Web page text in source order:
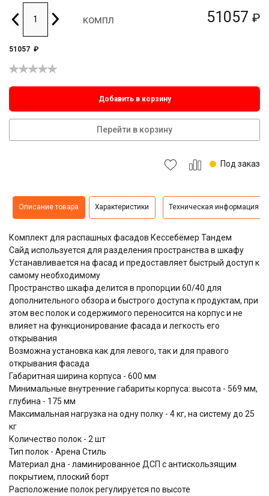
51057 ₽
компл
51057 ₽
Добавить в корзину
Перейти в корзину
Под заказ
Описание товара Характеристики Техническая информация
Комплект для распашных фасадов Кессебёмер Тандем
Сайд используется для разделения пространства в шкафу
Устанавливается на фасад и предоставляет быстрый доступ к
самому необходимому
Пространство шкафа делится в пропорции 60/40 для
дополнительного обзора и быстрого доступа к продуктам, при
этом вес полок и содержимого переносится на корпус и не
влияет на функционирование фасада и легкость его
открывания
Возможна установка как для левого, так и для правого
открывания фасада
Габаритная ширина корпуса - 600 мм
Минимальные внутренние габариты корпуса: высота - 569 мм,
глубина - 175 мм
Максимальная нагрузка на одну полку - 4 кг, на систему до 25
кг
Количество полок - 2 шт
Тип полок - Арена Стиль
Материал дна - ламинированное ДСП с антискользящим
покрытием, плоский борт
Расположение полок регулируется по высоте